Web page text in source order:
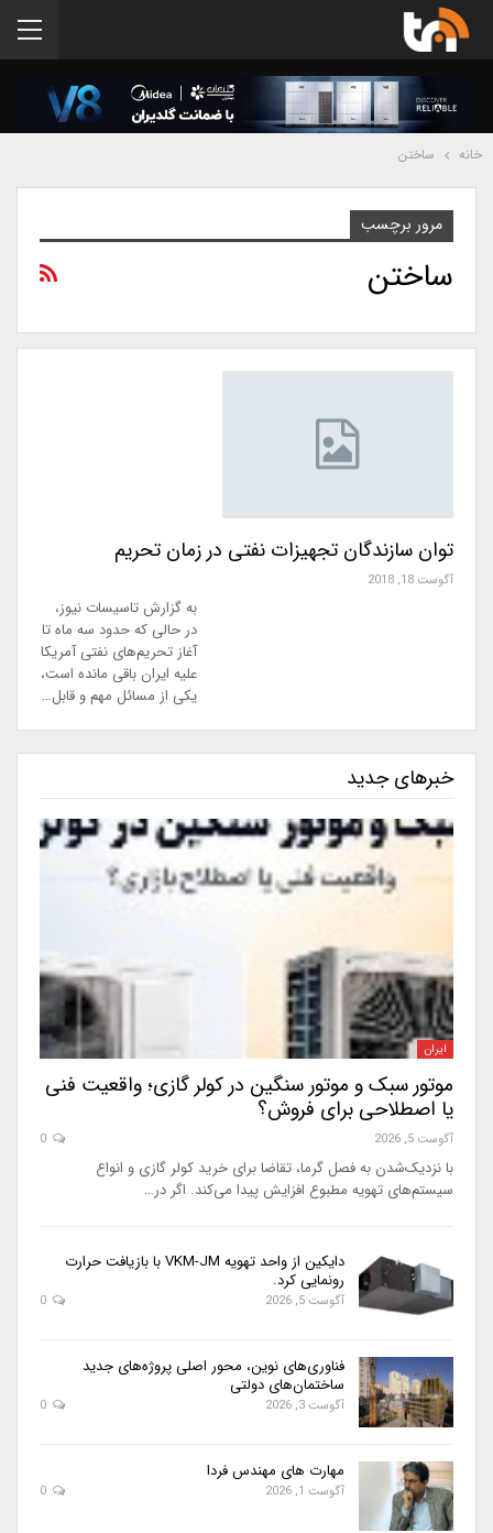
خانه ساختن
مرور برچسب
ساختن
توان سازندگان تجهیزات نفتی در زمان تحریم
آگوست 18, 2018
به گزارش تاسیسات نیوز،
در حالی که حدود سه ماه تا
آغاز تحریم‌های نفتی آمریکا
علیه ایران باقی مانده است،
یکی از مسائل مهم و قابل…
خبرهای جدید
ایران
موتور سبک و موتور سنگین در کولر گازی؛ واقعیت فنی
یا اصطلاحی برای فروش؟
آگوست 5, 2026
با نزدیک‌شدن به فصل گرما، تقاضا برای خرید کولر گازی و انواع
سیستم‌های تهویه مطبوع افزایش پیدا می‌کند. اگر در…
دایکین از واحد تهویه VKM-JM با بازیافت حرارت
رونمایی کرد.
آگوست 5, 2026
فناوری‌های نوین، محور اصلی پروژه‌های جدید
ساختمان‌های دولتی
آگوست 3, 2026
مهارت های مهندس فردا
آگوست 1, 2026